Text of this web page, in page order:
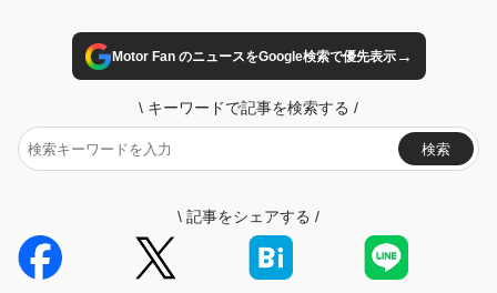
Motor Fan のニュースをGoogle検索で優先表示→
\ キーワードで記事を検索する /
検索
\ 記事をシェアする /